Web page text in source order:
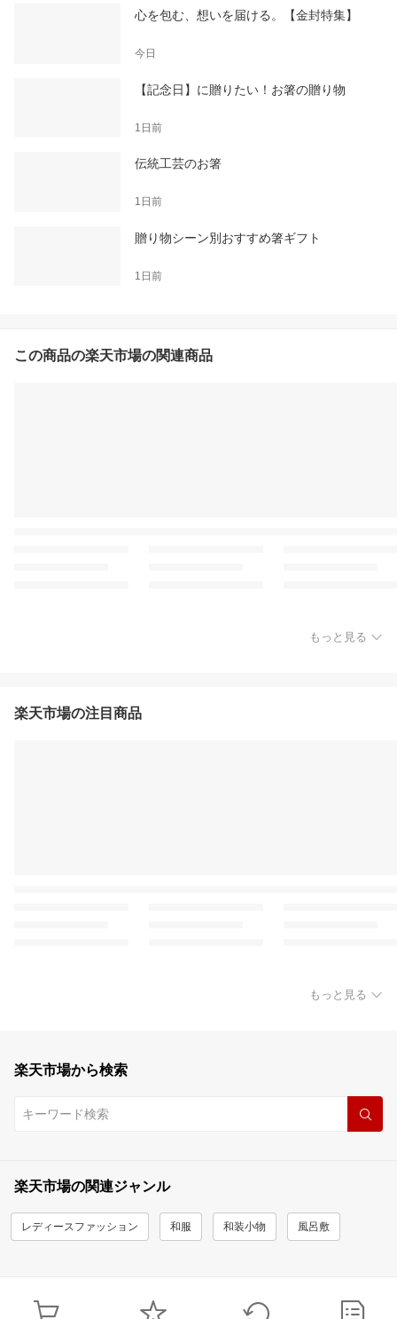
心を包む、想いを届ける。【金封特集】
今日
【記念日】に贈りたい！お箸の贈り物
1日前
伝統工芸のお箸
1日前
贈り物シーン別おすすめ箸ギフト
1日前
この商品の楽天市場の関連商品
もっと見る
楽天市場の注目商品
もっと見る
楽天市場から検索
楽天市場の関連ジャンル
レディースファッション 和服 和装小物 風呂敷